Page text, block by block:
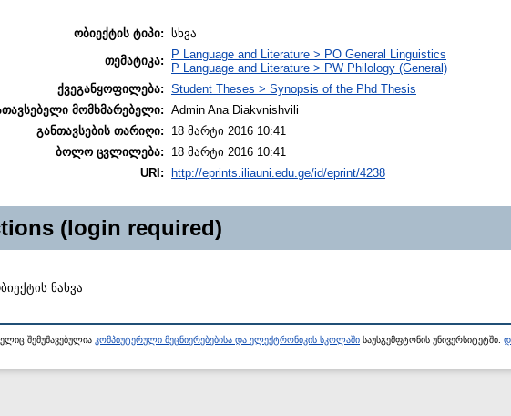
ობიექტის ტიპი: სხვა
თემატიკა:
P Language and Literature > PO General Linguistics
P Language and Literature > PW Philology (General)
ქვეგანყოფილება: Student Theses > Synopsis of the Phd Thesis
მომხმარებელი: Admin Ana Diakvnishvili
განთავსების თარიღი:
18 მარტი 2016 10:41
ბოლო ცვლილება:
18 მარტი 2016 10:41
URI:
http://eprints.iliauni.edu.ge/id/eprint/4238
(login required)
ნახვა
შემუშავებულია კომპიუტერული მეცნიერებებისა და ელექტრონიკის სკოლაში საუსგემფტონის უნივერსიტეტში.